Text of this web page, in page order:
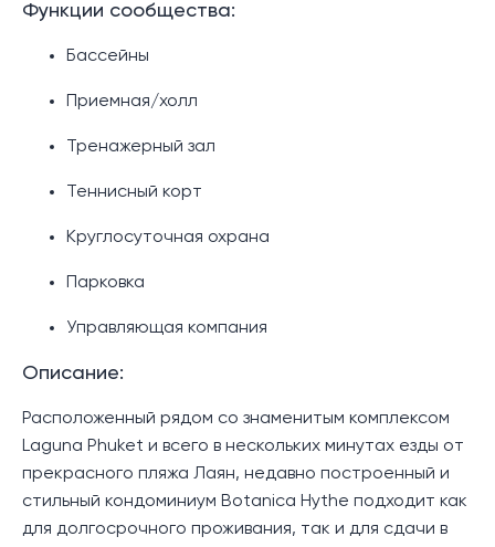
Функции сообщества:
Бассейны
Приемная/холл
Тренажерный зал
Теннисный корт
Круглосуточная охрана
Парковка
Управляющая компания
Описание:
Расположенный рядом со знаменитым комплексом
Laguna Phuket и всего в нескольких минутах езды от
прекрасного пляжа Лаян, недавно построенный и
стильный кондоминиум Botanica Hythe подходит как
для долгосрочного проживания, так и для сдачи в